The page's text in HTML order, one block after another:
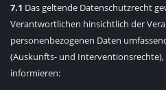
7.1 Das geltende Datenschutzrecht
Verantwortlichen hinsichtlich der
personenbezogenen Daten
(Auskunfts- und
informieren: